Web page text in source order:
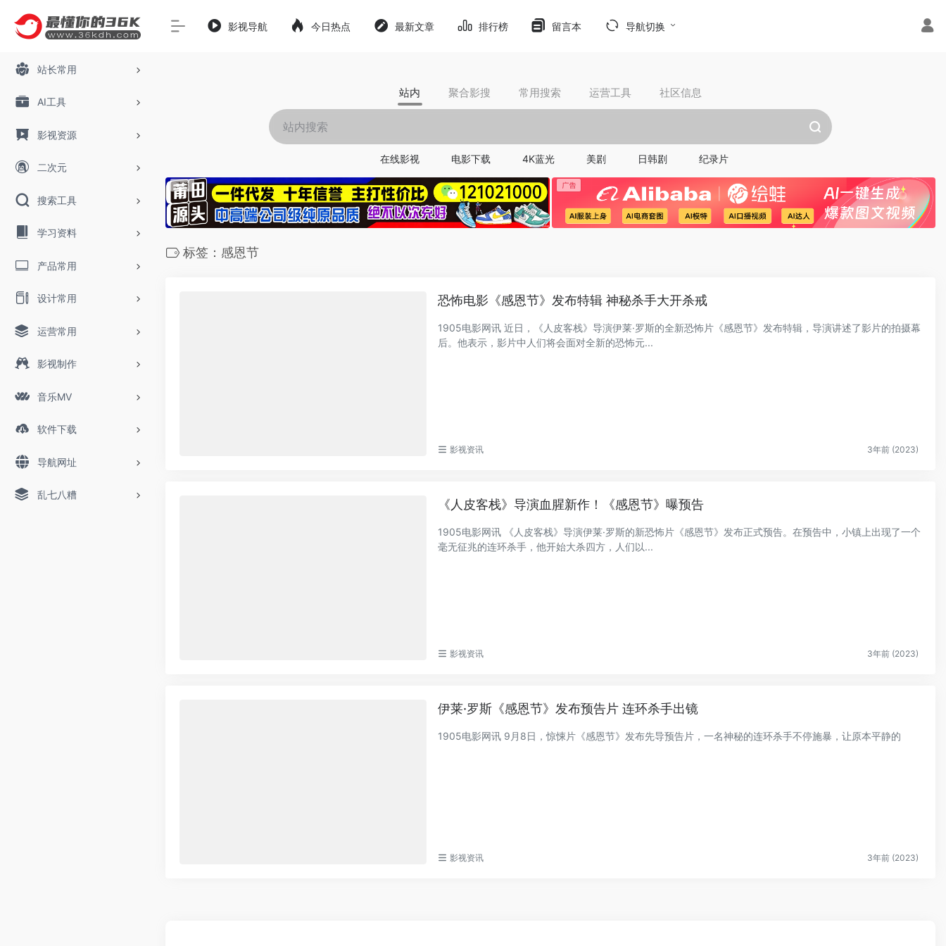
站长常用
AI工具
影视资源
二次元
搜索工具
学习资料
产品常用
设计常用
运营常用
影视制作
音乐MV
软件下载
导航网址
乱七八糟
影视导航 今日热点 最新文章 排行榜 留言本 导航切换
站内 聚合影搜 常用搜索 运营工具 社区信息
在线影视 电影下载 4K蓝光 美剧 日韩剧 纪录片
标签：感恩节
恐怖电影《感恩节》发布特辑 神秘杀手大开杀戒
1905电影网讯 近日，《人皮客栈》导演伊莱·罗斯的全新恐怖片《感恩节》发布特辑，导演讲述了影片的拍摄幕
后。他表示，影片中人们将会面对全新的恐怖元...
影视资讯 3年前 (2023)
《人皮客栈》导演血腥新作！《感恩节》曝预告
1905电影网讯 《人皮客栈》导演伊莱·罗斯的新恐怖片《感恩节》发布正式预告。在预告中，小镇上出现了一个
毫无征兆的连环杀手，他开始大杀四方，人们以...
影视资讯 3年前 (2023)
伊莱·罗斯《感恩节》发布预告片 连环杀手出镜
1905电影网讯 9月8日，惊悚片《感恩节》发布先导预告片，一名神秘的连环杀手不停施暴，让原本平静的
影视资讯 3年前 (2023)